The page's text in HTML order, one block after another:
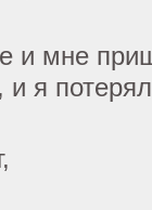
и мне
я